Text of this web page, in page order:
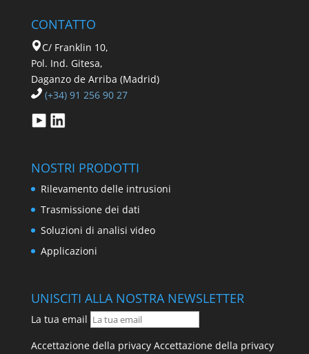
CONTATTO
C/ Franklin 10,
Pol. Ind. Gitesa,
Daganzo de Arriba (Madrid)
(+34) 91 256 90 27
NOSTRI PRODOTTI
Rilevamento delle intrusioni
Trasmissione dei dati
Soluzioni di analisi video
Applicazioni
UNISCITI ALLA NOSTRA NEWSLETTER
La tua email
Accettazione della privacy Accettazione della privacy